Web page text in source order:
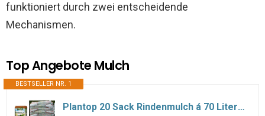
funktioniert durch zwei entscheidende
Mechanismen.
Top Angebote Mulch
BESTSELLER NR. 1
Plantop 20 Sack Rindenmulch á 70 Liter = 1400 Liter Mulch in Gärtnerqualität